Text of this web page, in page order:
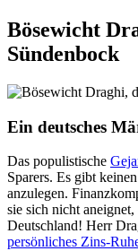
Bösewicht
Sündenbock
Ein deutsches
Das populistische
Sparers. Es gibt
anzulegen.
sie sich nicht
Deutschland! Herr
persönliches Zins-